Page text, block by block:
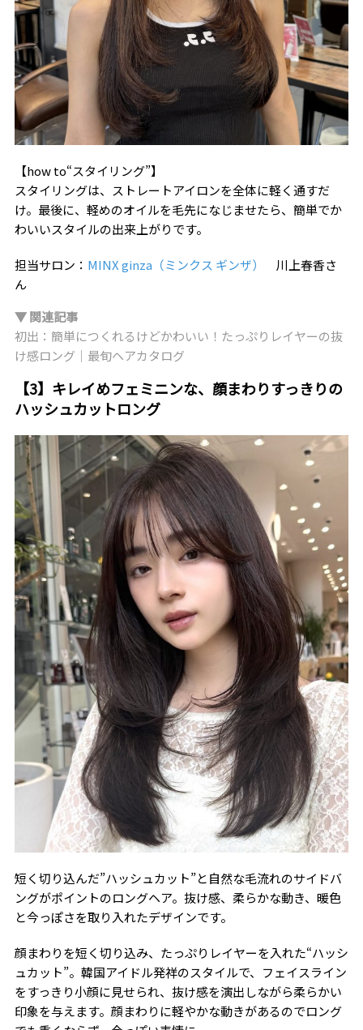
【how to“スタイリング”】
スタイリングは、ストレートアイロンを全体に軽く通すだ
け。最後に、軽めのオイルを毛先になじませたら、簡単でか
わいいスタイルの出来上がりです。
担当サロン： MINX ginza（ミンクス ギンザ）
川上春香さ
ん
▼ 関連記事
初出：簡単につくれるけどかわいい！たっぷりレイヤーの抜
け感ロング｜最旬ヘアカタログ
【3】キレイめフェミニンな、顔まわりすっきりの
ハッシュカットロング
短く切り込んだ”ハッシュカット”と自然な毛流れのサイドバ
ングがポイントのロングヘア。抜け感、柔らかな動き、暖色
と今っぽさを取り入れたデザインです。
顔まわりを短く切り込み、たっぷりレイヤーを入れた“ハッシ
ュカット”。韓国アイドル発祥のスタイルで、フェイスライン
をすっきり小顔に見せられ、抜け感を演出しながら柔らかい
印象を与えます。顔まわりに軽やかな動きがあるのでロング